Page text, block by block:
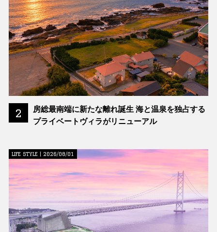
2
房総最南端に新たな離れ誕生 海と温泉を独占する
プライベートヴィラがリニューアル
LIFE STYLE | 2026/08/01